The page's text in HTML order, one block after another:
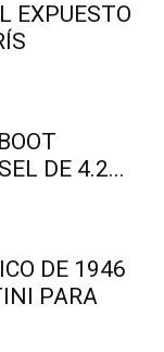
EXPUESTO
DE 4.2...
DE 1946
PARA